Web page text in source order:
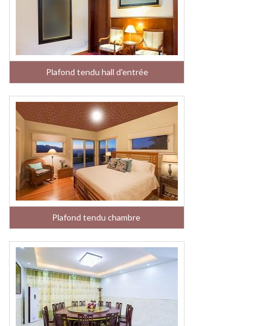
Plafond tendu hall d'entrée
Plafond tendu chambre